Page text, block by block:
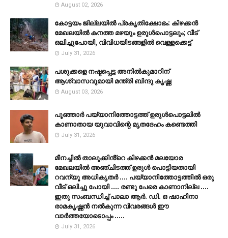
August 02, 2026
കോട്ടയം ജില്ലയില്‍ പ്രകൃതിക്ഷോഭം: കിഴക്കന്‍
മേഖലയില്‍ കനത്ത മഴയും ഉരുള്‍പൊട്ടലും; വീട്
ഒലിച്ചുപോയി, വിവിധയിടങ്ങളില്‍ വെള്ളക്കെട്ട്
July 31, 2026
പശുക്കളെ നഷ്ടപ്പെട്ട അനിൽകുമാറിന്
ആശ്വാസവുമായി മന്ത്രി ബിന്ദു കൃഷ്ണ
August 03, 2026
പൂഞ്ഞാര്‍ പയ്യാനിത്തോട്ടത്ത് ഉരുള്‍പൊട്ടലില്‍
കാണാതായ യുവാവിന്റെ മൃതദേഹം കണ്ടെത്തി
July 31, 2026
മീനച്ചിൽ താലൂക്കിൻ്റെ കിഴക്കൻ മലയോര
മേഖലയിൽ അഞ്ചിടത്ത് ഉരുൾ പൊട്ടിയതായി
റവന്യൂ അധികൃതർ .... പയ്യാനിത്തോട്ടത്തിൽ ഒരു
വീട് ഒലിച്ചു പോയി .... രണ്ടു പേരെ കാണാനില്ല ....
ഇതു സംബന്ധിച്ച് പാലാ ആർ. ഡി. ഒ ഷാഹിനാ
രാമകൃഷ്ണൻ നൽകുന്ന വിവരങ്ങൾ ഈ
വാർത്തയോടൊപ്പം .....
July 31, 2026